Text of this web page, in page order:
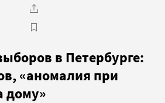
в Петербурге:
«аномалия при
дому»